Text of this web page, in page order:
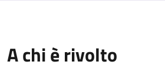
A chi è rivolto